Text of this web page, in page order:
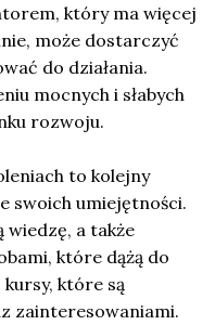
który ma więcej
może dostarczyć
do działania.
mocnych i słabych
rozwoju.
to kolejny
swoich umiejętności.
wiedzę, a także
które dążą do
które są
zainteresowaniami.